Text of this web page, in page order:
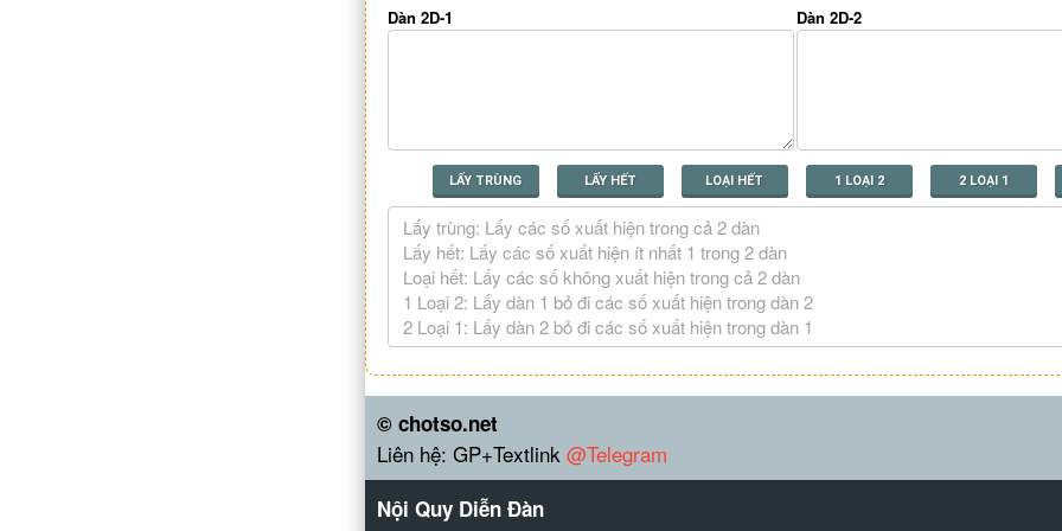
Dàn 2D-1 Dàn 2D-2
LẤY TRÙNG LẤY HẾT LOẠI HẾT 1 LOẠI 2 2 LOẠI 1
© chotso.net
Liên hệ: GP+Textlink @Telegram
Nội Quy Diễn Đàn